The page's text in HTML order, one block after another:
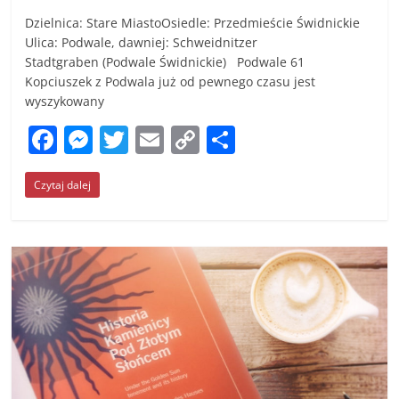
Dzielnica: Stare MiastoOsiedle: Przedmieście Świdnickie
Ulica: Podwale, dawniej: Schweidnitzer
Stadtgraben (Podwale Świdnickie) Podwale 61
Kopciuszek z Podwala już od pewnego czasu jest
wyszykowany
F
a
c
b
o
o
k
M
e
ss
n
g
er
T
w
E
m
C
o
Li
n
k
Czytaj dalej